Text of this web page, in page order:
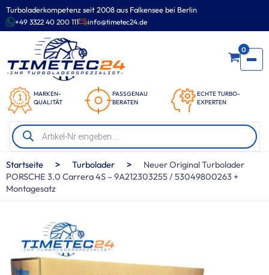
Turboladerkompetenz seit 2008 aus Falkensee bei Berlin
+49 3322 40 200 111 info@timetec24.de
MARKEN-
QUALITÄT
PASSGENAU
BERATEN
ECHTE TURBO-
EXPERTEN
0
Products
search
Zum
Inhalt
springen
Startseite > Turbolader >
Neuer Original Turbolader
PORSCHE 3.0 Carrera 4S – 9A212303255 / 53049800263 +
Montagesatz